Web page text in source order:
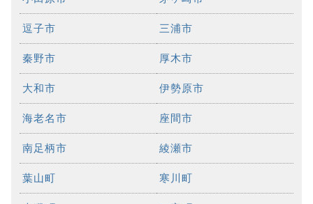
逗子市 三浦市
秦野市 厚木市
大和市 伊勢原市
海老名市 座間市
南足柄市 綾瀬市
葉山町 寒川町